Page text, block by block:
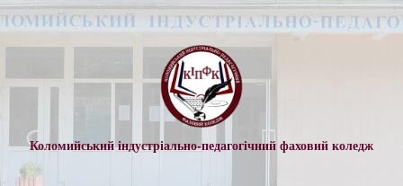
Перейти
до
Коломийський індустріально-педагогічний фаховий коледж